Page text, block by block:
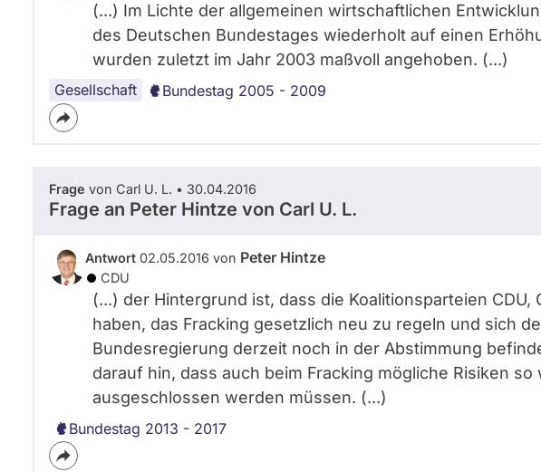
(...) Im Lichte der allgemeinen wirtschaftlichen
des Deutschen Bundestages wiederholt auf einen
wurden zuletzt im Jahr 2003 maßvoll angehoben. (...)
Gesellschaft Bundestag 2005 - 2009
Frage von Carl U. L. • 30.04.2016
Frage an Peter Hintze von Carl U. L.
Antwort 02.05.2016 von Peter Hintze
CDU
(...) der Hintergrund ist, dass die Koalitionsparteien CDU,
haben, das Fracking gesetzlich neu zu regeln und sich
Bundesregierung derzeit noch in der Abstimmung
darauf hin, dass auch beim Fracking mögliche Risiken so
ausgeschlossen werden müssen. (...)
Bundestag 2013 - 2017